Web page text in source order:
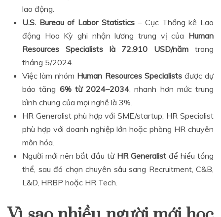
lao động.
U.S. Bureau of Labor Statistics– Cục Thống kê Lao
động Hoa Kỳ ghi nhận lương trung vị của Human
Resources Specialists là 72.910 USD/năm trong
tháng 5/2024.
Việc làm nhóm Human Resources Specialistsđược dự
báo tăng 6% từ 2024–2034 , nhanh hơn mức trung
bình chung của mọi nghề là 3%.
HR Generalist phù hợp với SME/startup; HR Specialist
phù hợp với doanh nghiệp lớn hoặc phòng HR chuyên
môn hóa.
Người mới nên bắt đầu từ HR Generalist để hiểu tổng
thể, sau đó chọn chuyên sâu sang Recruitment, C&B,
L&D, HRBP hoặc HR Tech.